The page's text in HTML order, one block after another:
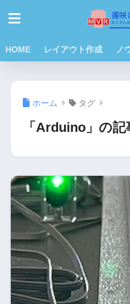
HOME レイアウト作成 ノ
ホーム タグ
「Arduino」の記